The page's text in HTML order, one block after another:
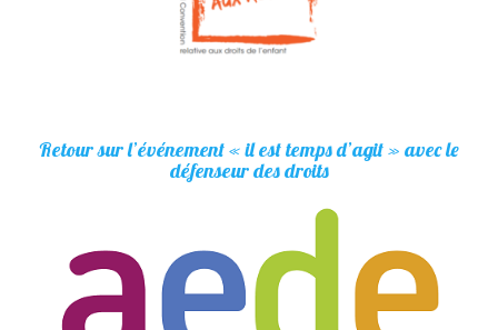
Retour sur l’événement « il est temps d’agit » avec le
défenseur des droits